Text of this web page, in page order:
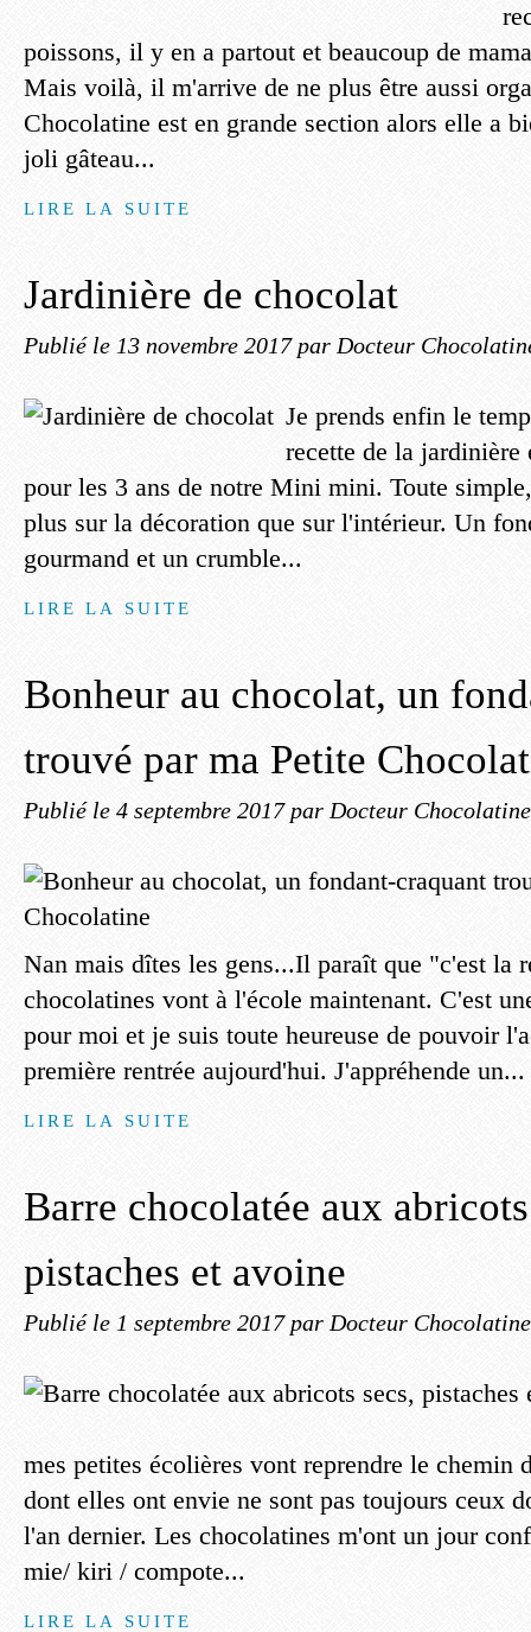
poissons, il y en a partout et beaucoup de
Mais voilà, il m'arrive de ne plus être aussi
Chocolatine est en grande section alors elle a
joli gâteau...
LIRE LA SUITE
Jardinière de chocolat
Publié le 13 novembre 2017 par Docteur
Je prends enfin le
recette de la jardinière
pour les 3 ans de notre Mini mini. Toute
plus sur la décoration que sur l'intérieur. Un
gourmand et un crumble...
LIRE LA SUITE
Bonheur au chocolat, un
trouvé par ma Petite
Publié le 4 septembre 2017 par Docteur Chocolatine
Nan mais dîtes les gens...Il paraît que "c'est la
chocolatines vont à l'école maintenant. C'est
pour moi et je suis toute heureuse de pouvoir
première rentrée aujourd'hui. J'appréhende un...
LIRE LA SUITE
Barre chocolatée aux
pistaches et avoine
Publié le 1 septembre 2017 par Docteur Chocolatine
mes petites écolières vont reprendre le chemin
dont elles ont envie ne sont pas toujours ceux
l'an dernier. Les chocolatines m'ont un jour
mie/ kiri / compote...
LIRE LA SUITE